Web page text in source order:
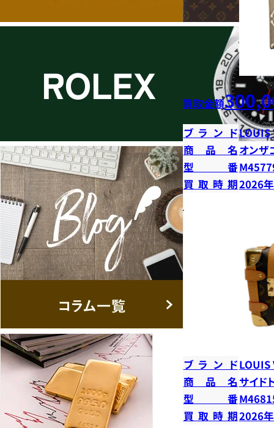
買取金額
ブランドLOUIS
商品名 オンザ
型番
買取時期2026
ブランドLOUIS
商品名 サイド
型番
買取時期2026